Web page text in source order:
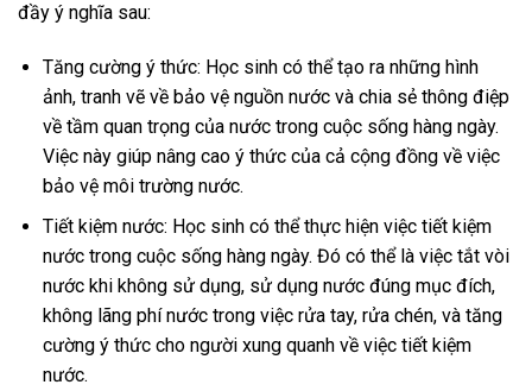
đầy ý nghĩa sau:
Tăng cường ý thức: Học sinh có thể tạo ra những hình
ảnh, tranh vẽ về bảo vệ nguồn nước và chia sẻ thông điệp
về tầm quan trọng của nước trong cuộc sống hàng ngày.
Việc này giúp nâng cao ý thức của cả cộng đồng về việc
bảo vệ môi trường nước.
Tiết kiệm nước: Học sinh có thể thực hiện việc tiết kiệm
nước trong cuộc sống hàng ngày. Đó có thể là việc tắt vòi
nước khi không sử dụng, sử dụng nước đúng mục đích,
không lãng phí nước trong việc rửa tay, rửa chén, và tăng
cường ý thức cho người xung quanh về việc tiết kiệm
nước.